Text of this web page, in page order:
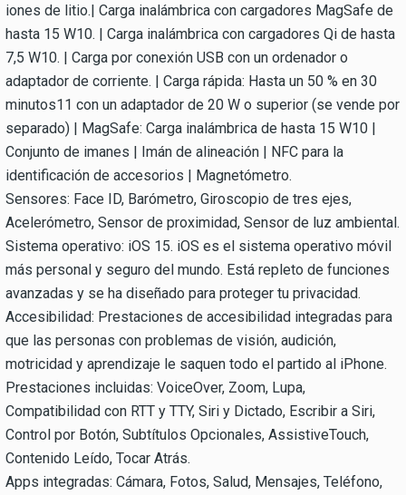
iones de litio.| Carga inalámbrica con cargadores MagSafe de
hasta 15 W10. | Carga inalámbrica con cargadores Qi de hasta
7,5 W10. | Carga por conexión USB con un ordenador o
adaptador de corriente. | Carga rápida: Hasta un 50 % en 30
minutos11 con un adaptador de 20 W o superior (se vende por
separado) | MagSafe: Carga inalámbrica de hasta 15 W10 |
Conjunto de imanes | Imán de alineación | NFC para la
identificación de accesorios | Magnetómetro.
Sensores: Face ID, Barómetro, Giroscopio de tres ejes,
Acelerómetro, Sensor de proximidad, Sensor de luz ambiental.
Sistema operativo: iOS 15. iOS es el sistema operativo móvil
más personal y seguro del mundo. Está repleto de funciones
avanzadas y se ha diseñado para proteger tu privacidad.
Accesibilidad: Prestaciones de accesibilidad integradas para
que las personas con problemas de visión, audición,
motricidad y aprendizaje le saquen todo el partido al iPhone.
Prestaciones incluidas: VoiceOver, Zoom, Lupa,
Compatibilidad con RTT y TTY, Siri y Dictado, Escribir a Siri,
Control por Botón, Subtítulos Opcionales, AssistiveTouch,
Contenido Leído, Tocar Atrás.
Apps integradas: Cámara, Fotos, Salud, Mensajes, Teléfono,